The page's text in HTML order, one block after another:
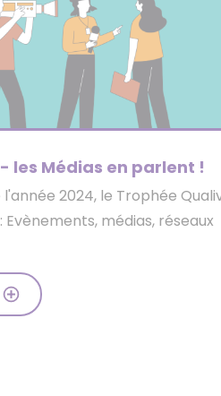
les Médias en parlent !
2024, le Trophée
Evènements, médias, réseaux